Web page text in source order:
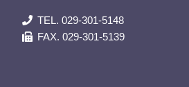
TEL. 029-301-5148
FAX. 029-301-5139